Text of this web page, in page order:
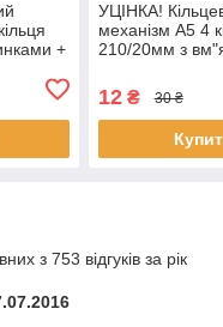
+
УЦІНКА!
механізм А5 4
210/20мм з
KMB019
12₴ 30 ₴
з 753 відгуків за рік